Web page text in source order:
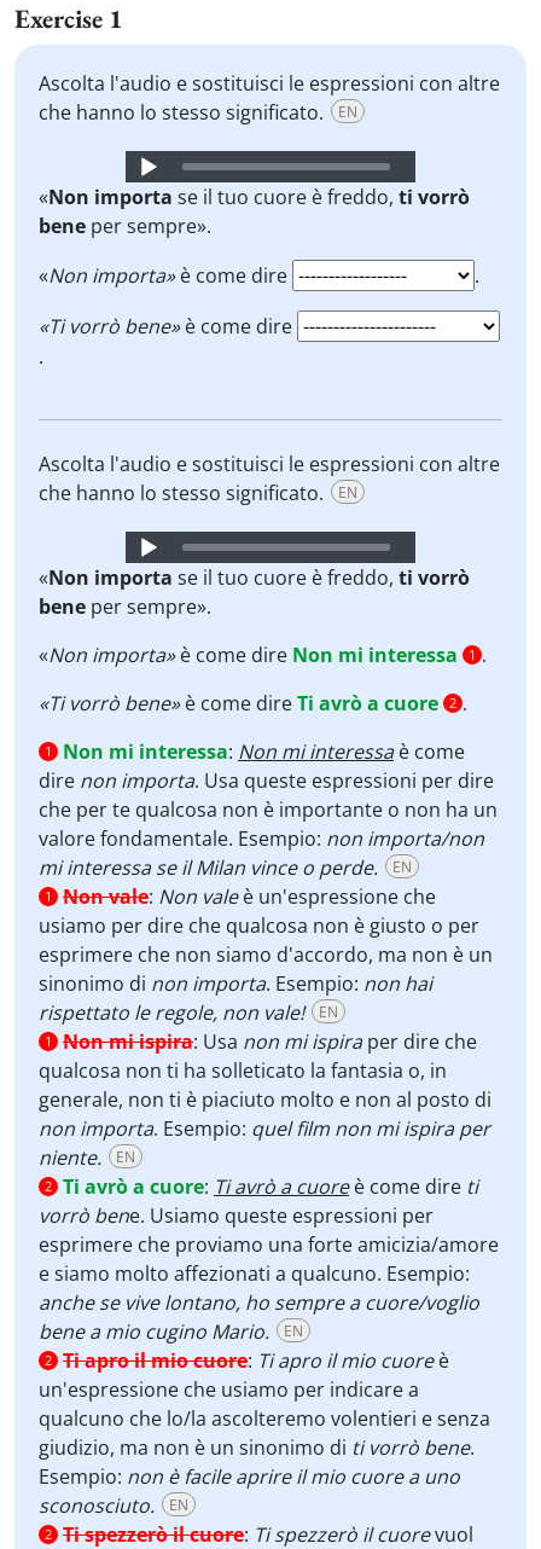
Exercise 1
Ascolta l'audio e sostituisci le espressioni con altre
che hanno lo stesso significato.
EN
Audio
Player
«Non importa se il tuo cuore è freddo, ti vorrò
bene per sempre».
«Non importa»è come dire
.
«Ti vorrò bene»è come dire
.
Ascolta l'audio e sostituisci le espressioni con altre
che hanno lo stesso significato.
EN
Audio
Player
«Non importa se il tuo cuore è freddo, ti vorrò
bene per sempre».
«Non importa»è come dire Non mi interessa 1 .
«Ti vorrò bene»è come direTi avrò a cuore 2 .
1 Non mi interessa: Non mi interessa è come
dire non importa. Usa queste espressioni per dire
che per te qualcosa non è importante o non ha un
valore fondamentale. Esempio: non importa/non
mi interessa se il Milan vince o perde.
EN
1 Non vale: Non valeè un'espressione che
usiamo per dire che qualcosa non è giusto o per
esprimere che non siamo d'accordo, ma non è un
sinonimo di non importa. Esempio: non hai
rispettato le regole, non vale!
EN
1 Non mi ispira: Usa non mi ispiraper dire che
qualcosa non ti ha solleticato la fantasia o, in
generale, non ti è piaciuto molto e non al posto di
non importa. Esempio: quel film non mi ispira per
niente.
EN
2 Ti avrò a cuore: Ti avrò a cuoreè come dire ti
vorrò bene. Usiamo queste espressioni per
esprimere che proviamo una forte amicizia/amore
e siamo molto affezionati a qualcuno. Esempio:
anche se vive lontano, ho sempre a cuore/voglio
bene a mio cugino Mario.
EN
2 Ti apro il mio cuore: Ti apro il mio cuoreè
un'espressione che usiamo per indicare a
qualcuno che lo/la ascolteremo volentieri e senza
giudizio, ma non è un sinonimo di ti vorrò bene.
Esempio: non è facile aprire il mio cuore a uno
sconosciuto.
EN
2 Ti spezzerò il cuore: Ti spezzerò il cuorevuol